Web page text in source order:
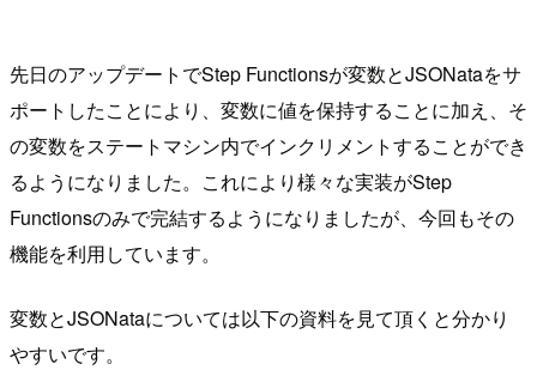
先日のアップデートでStep Functionsが変数とJSONataをサ
ポートしたことにより、変数に値を保持することに加え、そ
の変数をステートマシン内でインクリメントすることができ
るようになりました。これにより様々な実装がStep
Functionsのみで完結するようになりましたが、今回もその
機能を利用しています。
変数とJSONataについては以下の資料を見て頂くと分かり
やすいです。